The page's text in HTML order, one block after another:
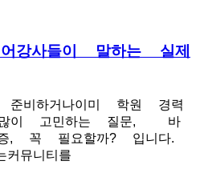
강사들이 말하는 실제
비하거나이미 학원 경력
이 고민하는 질문, 바
, 꼭 필요할까? 입니다.
뮤니티를